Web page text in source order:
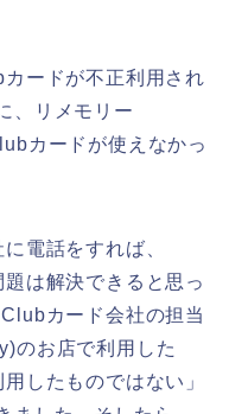
ードが不正利用され
、リメモリー
カードが使えなかっ
電話をすれば、
は解決できると思っ
カード会社の担当
のお店で利用した
したものではない」